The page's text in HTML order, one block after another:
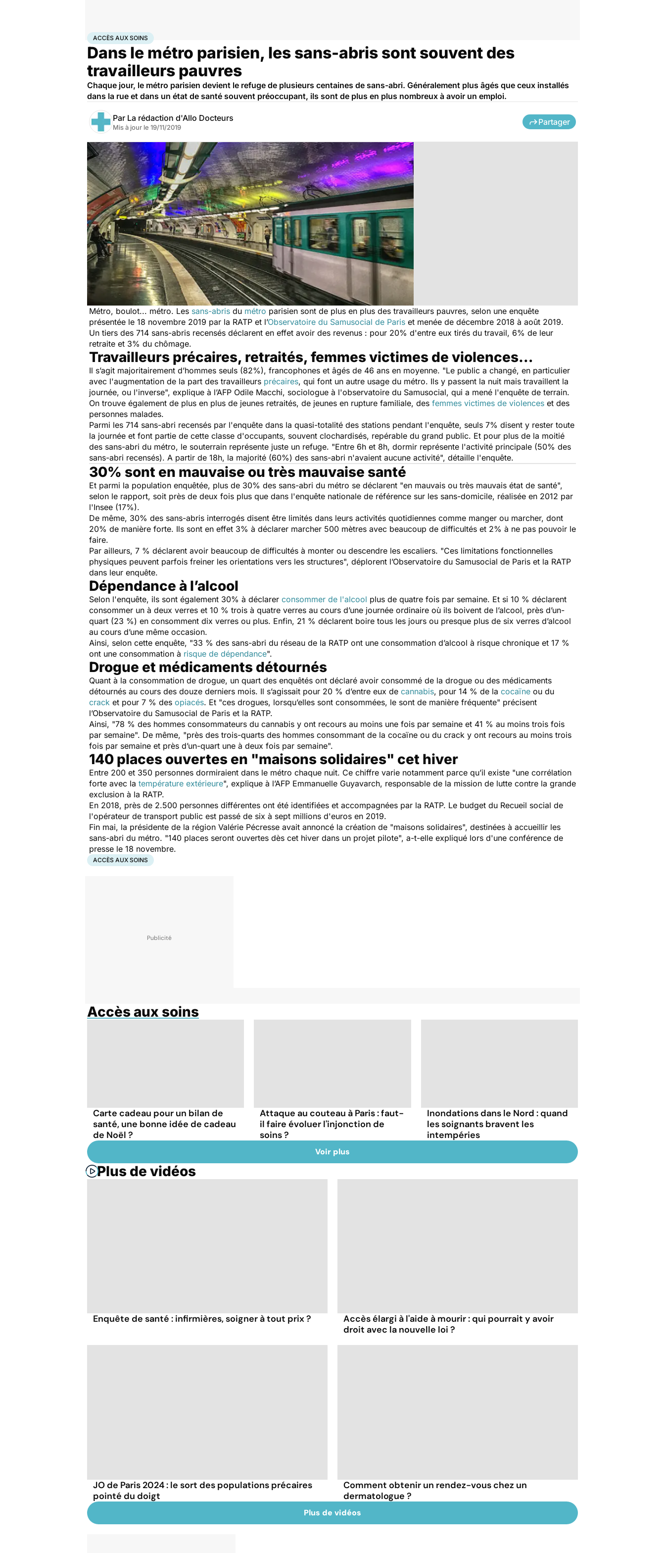
AccueilSantéAccès aux soins
ACCÈS AUX SOINS
Dans le métro parisien, les sans-abris sont souvent des
travailleurs pauvres
Chaque jour, le métro parisien devient le refuge de plusieurs centaines de sans-abri. Généralement plus âgés que ceux installés
dans la rue et dans un état de santé souvent préoccupant, ils sont de plus en plus nombreux à avoir un emploi.
Par La rédaction d'Allo Docteurs
Mis à jour le 19/11/2019
Partager
Métro, boulot... métro. Les sans-abris du métro parisien sont de plus en plus des travailleurs pauvres, selon une enquête
présentée le 18 novembre 2019 par la RATP et l’Observatoire du Samusocial de Paris et menée de décembre 2018 à août 2019.
Un tiers des 714 sans-abris recensés déclarent en effet avoir des revenus : pour 20% d'entre eux tirés du travail, 6% de leur
retraite et 3% du chômage.
Travailleurs précaires, retraités, femmes victimes de violences…
Il s’agit majoritairement d’hommes seuls (82%), francophones et âgés de 46 ans en moyenne. "Le public a changé, en particulier
avec l'augmentation de la part des travailleurs précaires, qui font un autre usage du métro. Ils y passent la nuit mais travaillent la
journée, ou l'inverse", explique à l’AFP Odile Macchi, sociologue à l'observatoire du Samusocial, qui a mené l'enquête de terrain.
On trouve également de plus en plus de jeunes retraités, de jeunes en rupture familiale, des femmes victimes de violences et des
personnes malades.
Parmi les 714 sans-abri recensés par l'enquête dans la quasi-totalité des stations pendant l'enquête, seuls 7% disent y rester toute
la journée et font partie de cette classe d'occupants, souvent clochardisés, repérable du grand public. Et pour plus de la moitié
des sans-abri du métro, le souterrain représente juste un refuge. "Entre 6h et 8h, dormir représente l'activité principale (50% des
sans-abri recensés). A partir de 18h, la majorité (60%) des sans-abri n'avaient aucune activité", détaille l'enquête.
30% sont en mauvaise ou très mauvaise santé
Et parmi la population enquêtée, plus de 30% des sans-abri du métro se déclarent "en mauvais ou très mauvais état de santé",
selon le rapport, soit près de deux fois plus que dans l'enquête nationale de référence sur les sans-domicile, réalisée en 2012 par
l'Insee (17%).
De même, 30% des sans-abris interrogés disent être limités dans leurs activités quotidiennes comme manger ou marcher, dont
20% de manière forte. Ils sont en effet 3% à déclarer marcher 500 mètres avec beaucoup de difficultés et 2% à ne pas pouvoir le
faire.
Par ailleurs, 7 % déclarent avoir beaucoup de difficultés à monter ou descendre les escaliers. "Ces limitations fonctionnelles
physiques peuvent parfois freiner les orientations vers les structures", déplorent l’Observatoire du Samusocial de Paris et la RATP
dans leur enquête.
Dépendance à l’alcool
Selon l'enquête, ils sont également 30% à déclarer consommer de l'alcool plus de quatre fois par semaine. Et si 10 % déclarent
consommer un à deux verres et 10 % trois à quatre verres au cours d’une journée ordinaire où ils boivent de l’alcool, près d’un-
quart (23 %) en consomment dix verres ou plus. Enfin, 21 % déclarent boire tous les jours ou presque plus de six verres d’alcool
au cours d’une même occasion.
Ainsi, selon cette enquête, "33 % des sans-abri du réseau de la RATP ont une consommation d’alcool à risque chronique et 17 %
ont une consommation à risque de dépendance".
Drogue et médicaments détournés
Quant à la consommation de drogue, un quart des enquêtés ont déclaré avoir consommé de la drogue ou des médicaments
détournés au cours des douze derniers mois. Il s’agissait pour 20 % d’entre eux de cannabis, pour 14 % de la cocaïne ou du
crack et pour 7 % des opiacés. Et "ces drogues, lorsqu’elles sont consommées, le sont de manière fréquente" précisent
l’Observatoire du Samusocial de Paris et la RATP.
Ainsi, "78 % des hommes consommateurs du cannabis y ont recours au moins une fois par semaine et 41 % au moins trois fois
par semaine". De même, "près des trois-quarts des hommes consommant de la cocaïne ou du crack y ont recours au moins trois
fois par semaine et près d’un-quart une à deux fois par semaine".
140 places ouvertes en "maisons solidaires" cet hiver
Entre 200 et 350 personnes dormiraient dans le métro chaque nuit. Ce chiffre varie notamment parce qu’il existe "une corrélation
forte avec la température extérieure", explique à l’AFP Emmanuelle Guyavarch, responsable de la mission de lutte contre la grande
exclusion à la RATP.
En 2018, près de 2.500 personnes différentes ont été identifiées et accompagnées par la RATP. Le budget du Recueil social de
l'opérateur de transport public est passé de six à sept millions d'euros en 2019.
Fin mai, la présidente de la région Valérie Pécresse avait annoncé la création de "maisons solidaires", destinées à accueillir les
sans-abri du métro. "140 places seront ouvertes dès cet hiver dans un projet pilote", a-t-elle expliqué lors d'une conférence de
presse le 18 novembre.
ACCÈS AUX SOINS
Accès aux soins
Carte cadeau pour un bilan de
santé, une bonne idée de cadeau
de Noël ?
Attaque au couteau à Paris : faut-
il faire évoluer l'injonction de
soins ?
Inondations dans le Nord : quand
les soignants bravent les
intempéries
Voir plus
Plus de vidéos
Enquête de santé : infirmières, soigner à tout prix ?
Accès élargi à l'aide à mourir : qui pourrait y avoir
droit avec la nouvelle loi ?
JO de Paris 2024 : le sort des populations précaires
pointé du doigt
Comment obtenir un rendez-vous chez un
dermatologue ?
Plus de vidéos